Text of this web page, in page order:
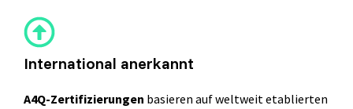
Grundlagen des Softwaretestens
Grundlagen der Testautomatisierung
International anerkannt
A4Q-Zertifizierungen basieren aufweltweit etablierten